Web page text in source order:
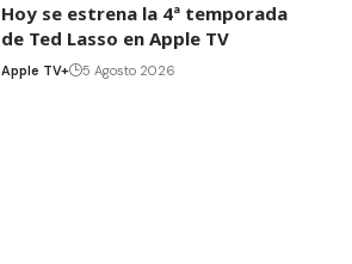
Hoy se estrena la 4ª temporada
de Ted Lasso en Apple TV
Apple TV+ 5 Agosto 2026